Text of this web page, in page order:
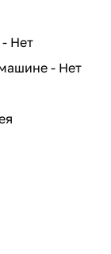
Нет
- Нет